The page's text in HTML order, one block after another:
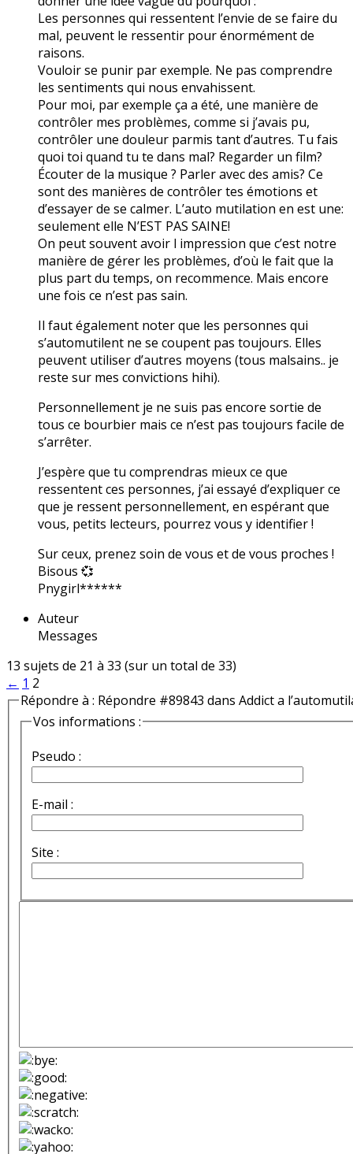
Les personnes qui ressentent l’envie de se faire du
mal, peuvent le ressentir pour énormément de
raisons.
Vouloir se punir par exemple. Ne pas comprendre
les sentiments qui nous envahissent.
Pour moi, par exemple ça a été, une manière de
contrôler mes problèmes, comme si j’avais pu,
contrôler une douleur parmis tant d’autres. Tu fais
quoi toi quand tu te dans mal? Regarder un film?
Écouter de la musique ? Parler avec des amis? Ce
sont des manières de contrôler tes émotions et
d’essayer de se calmer. L’auto mutilation en est une:
seulement elle N’EST PAS SAINE!
On peut souvent avoir l impression que c’est notre
manière de gérer les problèmes, d’où le fait que la
plus part du temps, on recommence. Mais encore
une fois ce n’est pas sain.
Il faut également noter que les personnes qui
s’automutilent ne se coupent pas toujours. Elles
peuvent utiliser d’autres moyens (tous malsains.. je
reste sur mes convictions hihi).
Personnellement je ne suis pas encore sortie de
tous ce bourbier mais ce n’est pas toujours facile de
s’arrêter.
J’espère que tu comprendras mieux ce que
ressentent ces personnes, j’ai essayé d’expliquer ce
que je ressent personnellement, en espérant que
vous, petits lecteurs, pourrez vous y identifier !
Sur ceux, prenez soin de vous et de vous proches !
Bisous 💞
Pnygirl******
Auteur
Messages
13 sujets de 21 à 33 (sur un total de 33)
← 1 2
Répondre à : Répondre #89843 dans Addict a
Vos informations :
Pseudo :
E-mail :
Site :